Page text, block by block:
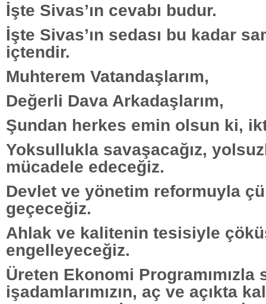
İşte Sivas’ın cevabı budur.
İşte Sivas’ın sedası bu kadar
içtendir.
Muhterem Vatandaşlarım,
Değerli Dava Arkadaşlarım,
Şundan herkes emin olsun ki,
Yoksullukla savaşacağız,
mücadele edeceğiz.
Devlet ve yönetim reformuyla
geçeceğiz.
Ahlak ve kalitenin tesisiyle
engelleyeceğiz.
Üreten Ekonomi Programımızla
işadamlarımızın, aç ve açıkta